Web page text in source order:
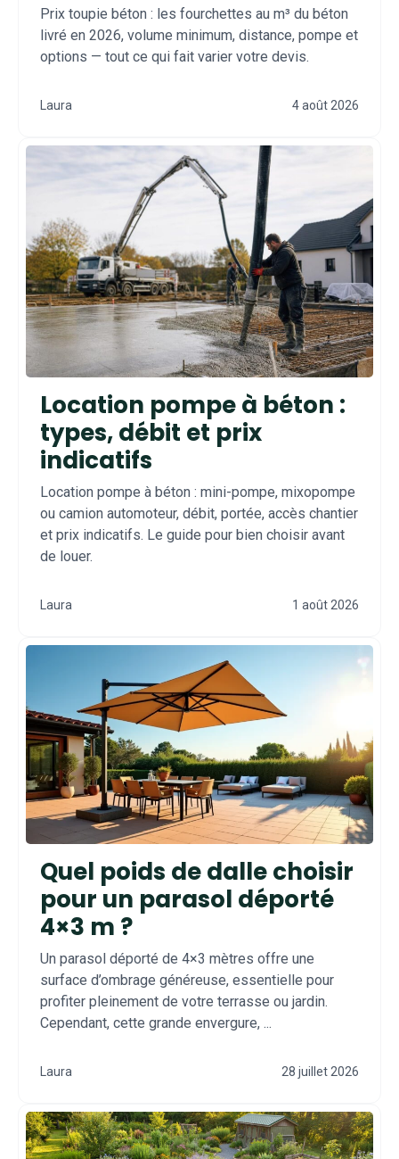
Prix toupie béton : les fourchettes au m³ du béton
livré en 2026, volume minimum, distance, pompe et
options — tout ce qui fait varier votre devis.
Laura 4 août 2026
Location pompe à béton :
types, débit et prix
indicatifs
Location pompe à béton : mini-pompe, mixopompe
ou camion automoteur, débit, portée, accès chantier
et prix indicatifs. Le guide pour bien choisir avant
de louer.
Laura 1 août 2026
Quel poids de dalle choisir
pour un parasol déporté
4×3 m ?
Un parasol déporté de 4×3 mètres offre une
surface d’ombrage généreuse, essentielle pour
profiter pleinement de votre terrasse ou jardin.
Cependant, cette grande envergure, ...
Laura 28 juillet 2026